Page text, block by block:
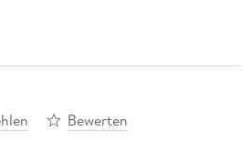
Bewerten